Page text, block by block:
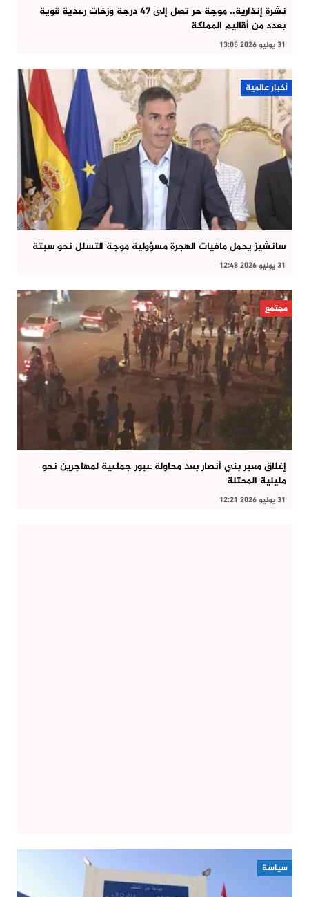
نشرة إنذارية.. موجة حر تصل إلى 47 درجة وزخات رعدية قوية
بعدد من أقاليم المملكة
31 يوليو 2026 13:05
أخبار عالمية
سانشيز يحمل مافيات الهجرة مسؤولية موجة التسلل نحو سبتة
31 يوليو 2026 12:48
مجتمع
إغلاق معبر بني أنصار بعد محاولة عبور جماعية لمهاجرين نحو
مليلية المحتلة
31 يوليو 2026 12:21
سياسة